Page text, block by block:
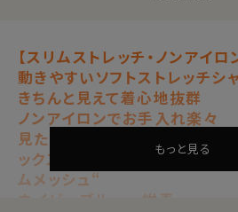
【スリムストレッチ・ノンアイロ
動きやすいソフトストレッチシ
きちんと見えて着心地抜群
ノンアイロンでお手入れ楽々
見た目はワイシャツの定番生
ックスフォードのようで、通気
ムメッシュ“
ネイビーブルー 紺青
もっと見る